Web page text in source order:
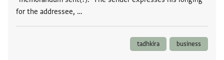
for the addressee, …
business
tadhkira